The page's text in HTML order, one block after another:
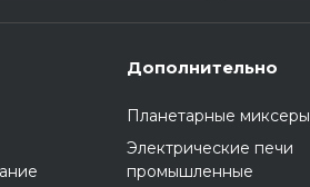
Дополнительно
Планетарные миксеры
Электрические печи
промышленные